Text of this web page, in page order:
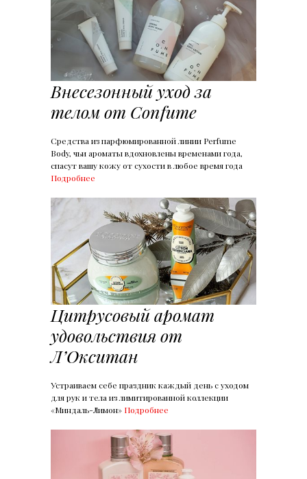
Внесезонный уход за
телом от Confume
Средства из парфюмированной линии Perfume
Body, чьи ароматы вдохновлены временами года,
спасут вашу кожу от сухости в любое время года
Подробнее
Цитрусовый аромат
удовольствия от
Л’Окситан
Устраиваем себе праздник каждый день с уходом
для рук и тела из лимитированной коллекции
«Миндаль-Лимон» Подробнее